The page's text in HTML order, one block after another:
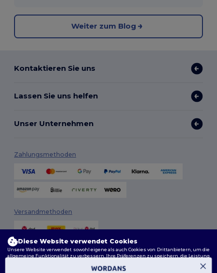
Weiter zum Blog
Kontaktieren Sie uns
Lassen Sie uns helfen
Unser Unternehmen
Zahlungsmethoden
Versandmethoden
Diese Website verwendet Cookies
Unsere Website verwendet sowohl eigene als auch Cookies von Drittanbietern, um die
allgemeine Funktionalität zu verbessern, Ihre Präferenzen zu speichern, die Leistung
zu gewährleisten, einschließlich maßgeschneidertem Inhalt, optimierten